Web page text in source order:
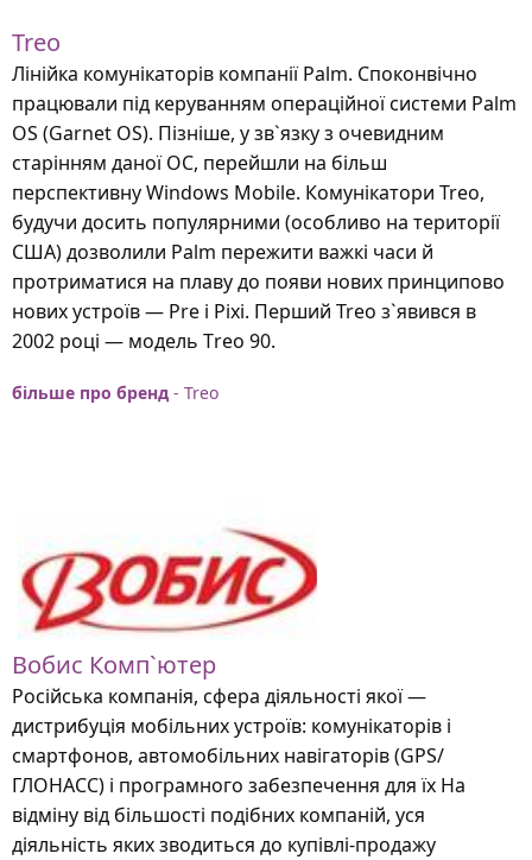
Treo
Лінійка комунікаторів компанії Palm. Споконвічно
працювали під керуванням операційної системи Palm
OS (Garnet OS). Пізніше, у зв`язку з очевидним
старінням даної ОС, перейшли на більш
перспективну Windows Mobile. Комунікатори Treo,
будучи досить популярними (особливо на території
США) дозволили Palm пережити важкі часи й
протриматися на плаву до появи нових принципово
нових устроїв — Pre і Pixi. Перший Treo з`явився в
2002 році — модель Тreo 90.
більше про бренд - Treo
Вобис Комп`ютер
Російська компанія, сфера діяльності якої —
дистрибуція мобільних устроїв: комунікаторів і
смартфонов, автомобільних навігаторів (GPS/
ГЛОНАСС) і програмного забезпечення для їх На
відміну від більшості подібних компаній, уся
діяльність яких зводиться до купівлі-продажу